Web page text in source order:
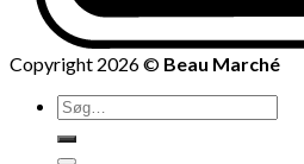
Copyright 2026 © Beau Marché
Søg
efter: